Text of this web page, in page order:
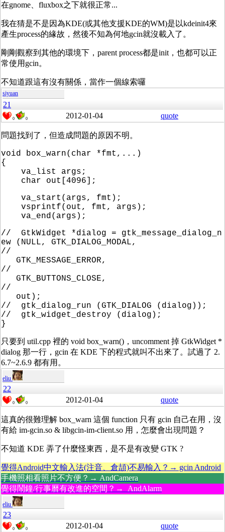
在gnome、fluxbox之下就很正常...
我在猜是不是因為KDE(或其他支援KDE的WM)是以kdeinit4來
產生process的緣故，然後不知為何地gcin就沒載入了。
剛剛觀察到其他的環境下，parent process都是init，也都可以正
常使用gcin。
不知道跟這有沒有關係，當作一個線索囉
siyuan
21
0 0 2012-01-04 quote
問題找到了，但造成問題的原因不明。
void box_warn(char *fmt,...)
{
va_list args;
char out[4096];
va_start(args, fmt);
vsprintf(out, fmt, args);
va_end(args);
// GtkWidget *dialog = gtk_message_dialog_n
ew (NULL, GTK_DIALOG_MODAL,
//
GTK_MESSAGE_ERROR,
//
GTK_BUTTONS_CLOSE,
//
out);
// gtk_dialog_run (GTK_DIALOG (dialog));
// gtk_widget_destroy (dialog);
}
只要到 util.cpp 裡的 void box_warn()，uncomment 掉 GtkWidget *
dialog 那一行，gcin 在 KDE 下的程式就叫不出來了。試過了 2.
6.7~2.6.9 都有用。
eliu
22
0 0 2012-01-04 quote
這真的很難理解 box_warn 這個 function 只有 gcin 自己在用，沒
有給 im-gcin.so & libgcin-im-client.so 用，怎麼會出現問題？
不知道 KDE 弄了什麼怪東西，是不是有改變 GTK ?
覺得Android中文輸入法(注音、倉頡)不易輸入？→ gcin Android
手機照相看照片不方便？→ AndCamera
覺得鬧鐘/行事曆有改進的空間？→ AndAlarm
eliu
23
0 0 2012-01-04 quote